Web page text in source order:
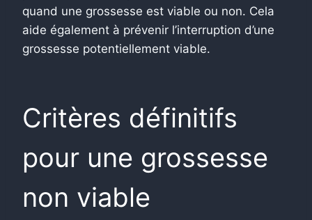
quand une grossesse est viable ou non. Cela
aide également à prévenir l’interruption d’une
grossesse potentiellement viable.
Critères définitifs
pour une grossesse
non viable